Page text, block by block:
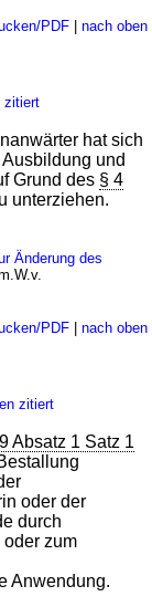
PDF| nach oben
zitiert
hat sich
und
Grund des § 4
unterziehen.
Änderung des
PDF| nach oben
zitiert
Absatz 1 Satz 1
oder der
durch
zum
Anwendung.